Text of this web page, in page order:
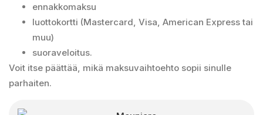
ennakkomaksu
luottokortti (Mastercard, Visa, American Express tai
muu)
suoraveloitus.
Voit itse päättää, mikä maksuvaihtoehto sopii sinulle
parhaiten.